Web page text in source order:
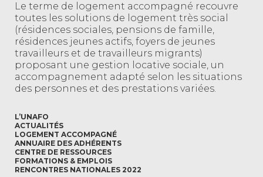
Le terme de logement accompagné recouvre
toutes les solutions de logement très social
(résidences sociales, pensions de famille,
résidences jeunes actifs, foyers de jeunes
travailleurs et de travailleurs migrants)
proposant une gestion locative sociale, un
accompagnement adapté selon les situations
des personnes et des prestations variées.
L’UNAFO
ACTUALITÉS
LOGEMENT ACCOMPAGNÉ
ANNUAIRE DES ADHÉRENTS
CENTRE DE RESSOURCES
FORMATIONS & EMPLOIS
RENCONTRES NATIONALES 2022